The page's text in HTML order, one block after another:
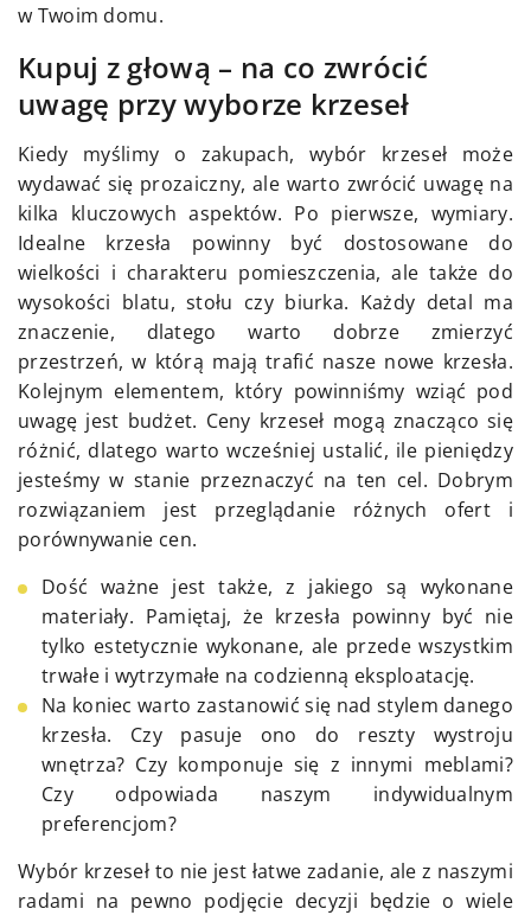
w Twoim domu.
Kupuj z głową – na co zwrócić
uwagę przy wyborze krzeseł
Kiedy myślimy o zakupach, wybór krzeseł może
wydawać się prozaiczny, ale warto zwrócić uwagę na
kilka kluczowych aspektów. Po pierwsze, wymiary.
Idealne krzesła powinny być dostosowane do
wielkości i charakteru pomieszczenia, ale także do
wysokości blatu, stołu czy biurka. Każdy detal ma
znaczenie, dlatego warto dobrze zmierzyć
przestrzeń, w którą mają trafić nasze nowe krzesła.
Kolejnym elementem, który powinniśmy wziąć pod
uwagę jest budżet. Ceny krzeseł mogą znacząco się
różnić, dlatego warto wcześniej ustalić, ile pieniędzy
jesteśmy w stanie przeznaczyć na ten cel. Dobrym
rozwiązaniem jest przeglądanie różnych ofert i
porównywanie cen.
Dość ważne jest także, z jakiego są wykonane
materiały. Pamiętaj, że krzesła powinny być nie
tylko estetycznie wykonane, ale przede wszystkim
trwałe i wytrzymałe na codzienną eksploatację.
Na koniec warto zastanowić się nad stylem danego
krzesła. Czy pasuje ono do reszty wystroju
wnętrza? Czy komponuje się z innymi meblami?
Czy odpowiada naszym indywidualnym
preferencjom?
Wybór krzeseł to nie jest łatwe zadanie, ale z naszymi
radami na pewno podjęcie decyzji będzie o wiele